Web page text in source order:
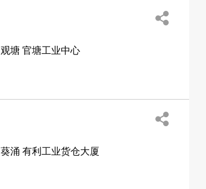
观塘 官塘工业中心
葵涌 有利工业货仓大厦